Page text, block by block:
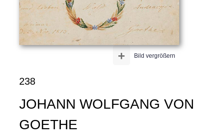
Bild vergrößern
+
238
JOHANN WOLFGANG VON
GOETHE